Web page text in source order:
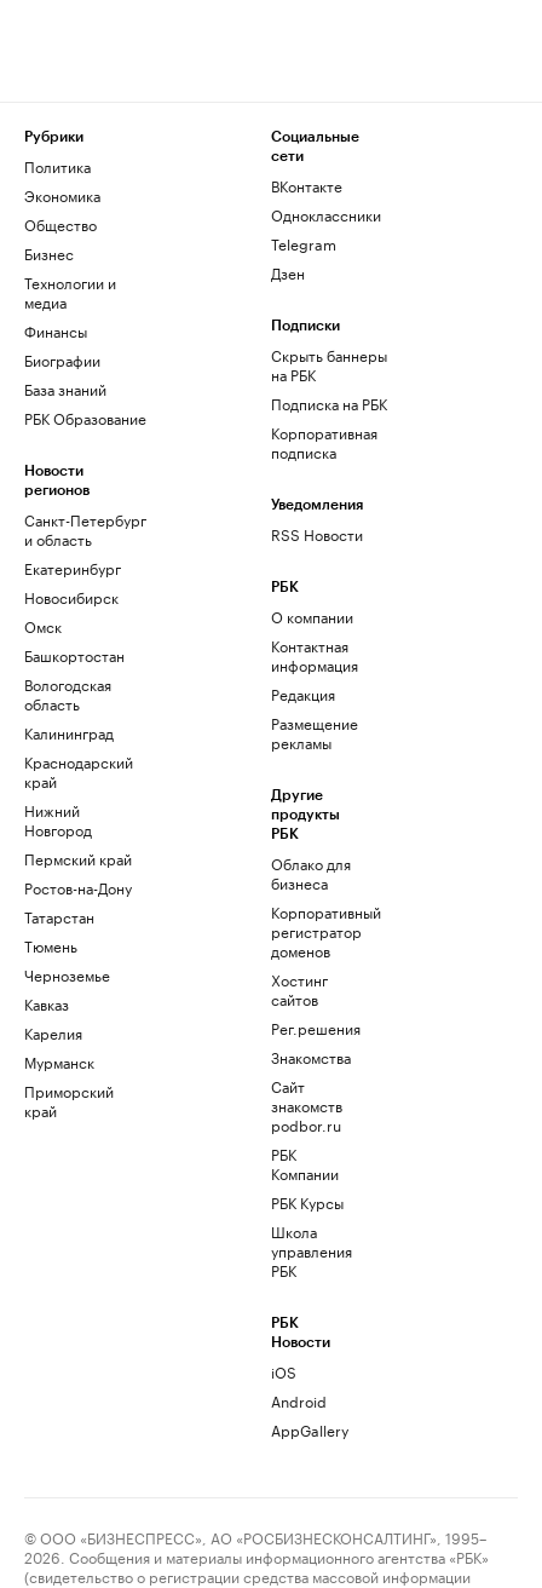
Рубрики
Политика
Экономика
Общество
Бизнес
Технологии и
медиа
Финансы
Биографии
База знаний
РБК Образование
Новости
регионов
Санкт-Петербург
и область
Екатеринбург
Новосибирск
Омск
Башкортостан
Вологодская
область
Калининград
Краснодарский
край
Нижний
Новгород
Пермский край
Ростов-на-Дону
Татарстан
Тюмень
Черноземье
Кавказ
Карелия
Мурманск
Приморский
край
Социальные
сети
ВКонтакте
Одноклассники
Telegram
Дзен
Подписки
Скрыть баннеры
на РБК
Подписка на РБК
Корпоративная
подписка
Уведомления
RSS Новости
РБК
О компании
Контактная
информация
Редакция
Размещение
рекламы
Другие
продукты
РБК
Облако для
бизнеса
Корпоративный
регистратор
доменов
Хостинг
сайтов
Рег.решения
Знакомства
Сайт
знакомств
podbor.ru
РБК
Компании
РБК Курсы
Школа
управления
РБК
РБК
Новости
iOS
Android
AppGallery
© ООО «БИЗНЕСПРЕСС», АО «РОСБИЗНЕСКОНСАЛТИНГ», 1995–
2026. Сообщения и материалы информационного агентства «РБК»
(свидетельство о регистрации средства массовой информации